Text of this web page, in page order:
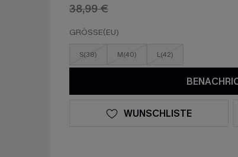
38,99 €
GRÖSSE(EU)
S(38) M(40) L(42)
WUNSCHLISTE